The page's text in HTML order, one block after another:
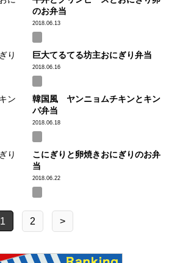
のお弁当
2018.06.13
巨大てるてる坊主おにぎり弁当
2018.06.16
韓国風 ヤンニョムチキンとキン
パ弁当
2018.06.18
こにぎりと卵焼きおにぎりのお弁
当
2018.06.22
1 2 >